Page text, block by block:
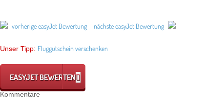
vorherige easyJet Bewertung nächste easyJet Bewertung
Unser Tipp: Fluggutschein verschenken
EASYJET BEWERTEN
Kommentare